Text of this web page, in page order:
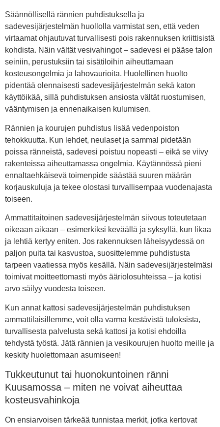
Säännöllisellä rännien puhdistuksella ja
sadevesijärjestelmän huollolla varmistat sen, että veden
virtaamat ohjautuvat turvallisesti pois rakennuksen kriittisistä
kohdista. Näin vältät vesivahingot – sadevesi ei pääse talon
seiniin, perustuksiin tai sisätiloihin aiheuttamaan
kosteusongelmia ja lahovaurioita. Huolellinen huolto
pidentää olennaisesti sadevesijärjestelmän sekä katon
käyttöikää, sillä puhdistuksen ansiosta vältät ruostumisen,
vääntymisen ja ennenaikaisen kulumisen.
Rännien ja kourujen puhdistus lisää vedenpoiston
tehokkuutta. Kun lehdet, neulaset ja sammal pidetään
poissa ränneistä, sadevesi poistuu nopeasti – eikä se viivy
rakenteissa aiheuttamassa ongelmia. Käytännössä pieni
ennaltaehkäisevä toimenpide säästää suuren määrän
korjauskuluja ja tekee olostasi turvallisempaa vuodenajasta
toiseen.
Ammattitaitoinen sadevesijärjestelmän siivous toteutetaan
oikeaan aikaan – esimerkiksi keväällä ja syksyllä, kun likaa
ja lehtiä kertyy eniten. Jos rakennuksen läheisyydessä on
paljon puita tai kasvustoa, suosittelemme puhdistusta
tarpeen vaatiessa myös kesällä. Näin sadevesijärjestelmäsi
toimivat moitteettomasti myös ääriolosuhteissa – ja kotisi
arvo säilyy vuodesta toiseen.
Kun annat kattosi sadevesijärjestelmän puhdistuksen
ammattilaisillemme, voit olla varma kestävistä tuloksista,
turvallisesta palvelusta sekä kattosi ja kotisi ehdoilla
tehdystä työstä. Jätä rännien ja vesikourujen huolto meille ja
keskity huolettomaan asumiseen!
Tukkeutunut tai huonokuntoinen ränni
Kuusamossa – miten ne voivat aiheuttaa
kosteusvahinkoja
On ensiarvoisen tärkeää tunnistaa merkit, jotka kertovat